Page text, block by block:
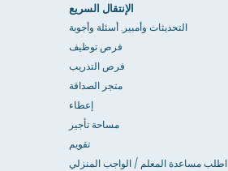
الإنتقال السريع
التحديثات وأمبير. أسئلة وأجوبة
فرص توظيف
فرص التدريب
متجر الصداقة
إعطاء
مساحة تأجير
تقويم
اطلب مساعدة المعلم / الواجب المنزلي